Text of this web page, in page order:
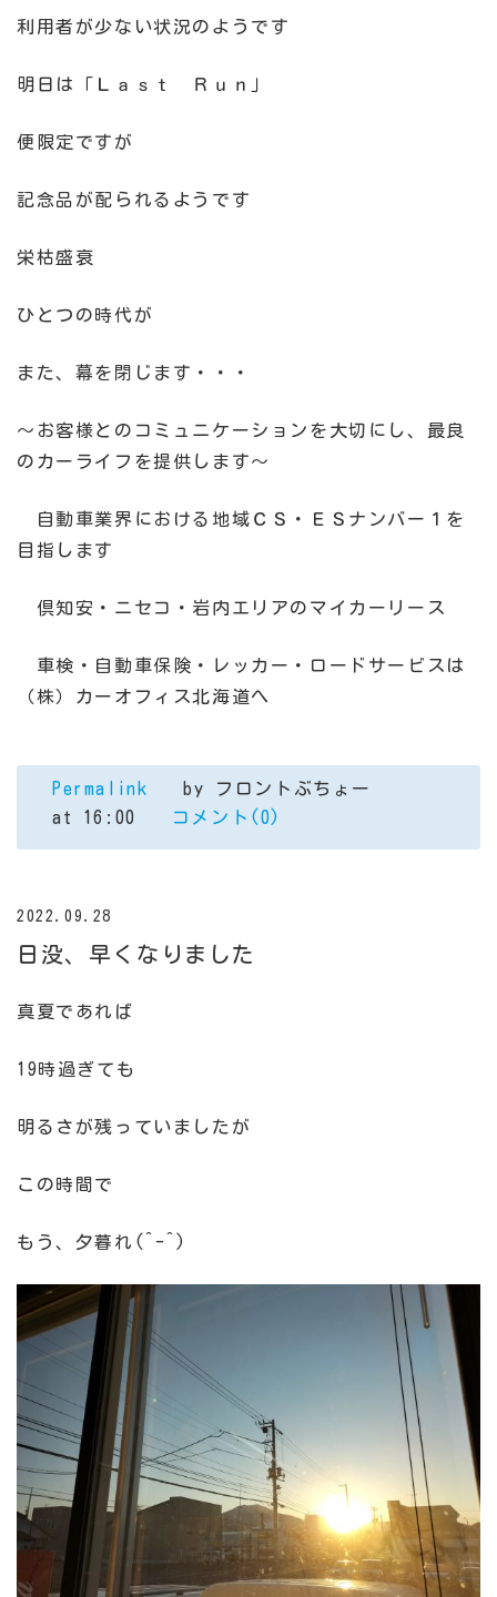
利用者が少ない状況のようです
明日は「Ｌａｓｔ Ｒｕｎ」
便限定ですが
記念品が配られるようです
栄枯盛衰
ひとつの時代が
また、幕を閉じます・・・
～お客様とのコミュニケーションを大切にし、最良
のカーライフを提供します～
自動車業界における地域ＣＳ・ＥＳナンバー１を
目指します
倶知安・ニセコ・岩内エリアのマイカーリース
車検・自動車保険・レッカー・ロードサービスは
（株）カーオフィス北海道へ
Permalink
by フロントぶちょー
at 16:00
コメント(0)
2022.09.28
日没、早くなりました
真夏であれば
19時過ぎても
明るさが残っていましたが
この時間で
もう、夕暮れ(^-^)